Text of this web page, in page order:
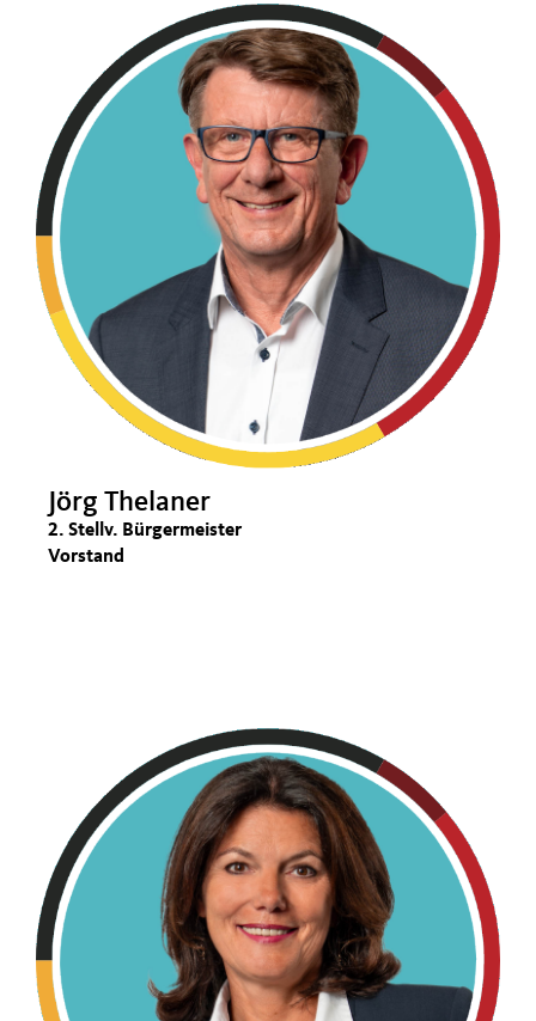
Jörg Thelaner
2. Stellv. Bürgermeister
Vorstand